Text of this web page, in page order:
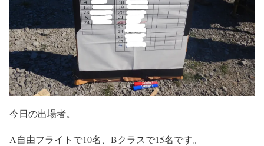
今日の出場者。
A自由フライトで10名、Bクラスで15名です。